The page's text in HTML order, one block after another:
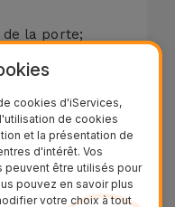
de la porte;
de la porte;
les Appels
fonctionnel
frais. Si le port
nous
cookies d'iServices,
de cookies
et la présentation de
d'intérêt. Vos
être utilisés pour
pouvez en savoir plus
votre choix à tout